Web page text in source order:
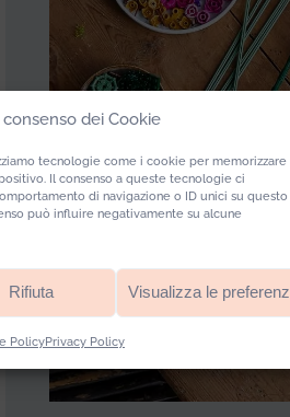
consenso dei Cookie
tecnologie come i cookie per memorizzare
Il consenso a queste tecnologie ci
di navigazione o ID unici su questo
può influire negativamente su alcune
Rifiuta Visualizza le
PolicyPrivacy Policy